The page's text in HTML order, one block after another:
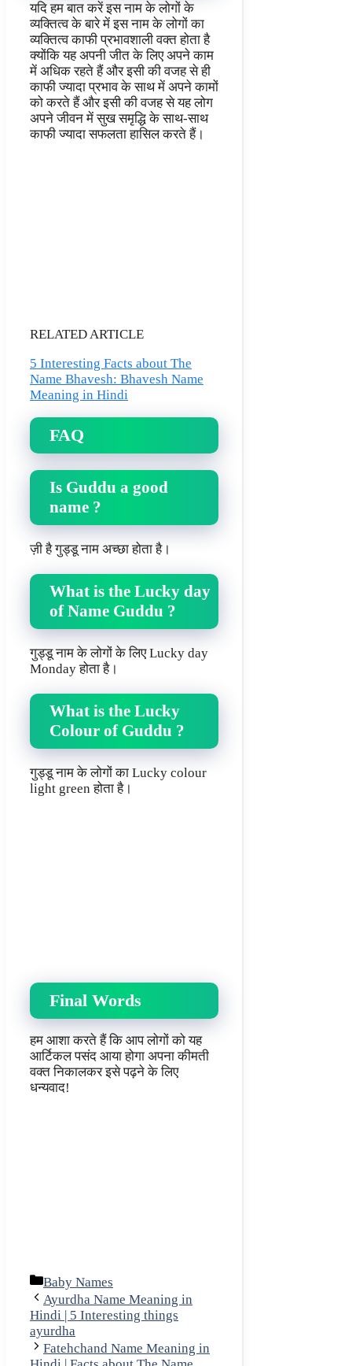
यदि हम बात करें इस नाम के लोगों के
व्यक्तित्व के बारे में इस नाम के लोगों का
व्यक्तित्व काफी प्रभावशाली वक्त होता है
क्योंकि यह अपनी जीत के लिए अपने काम
में अधिक रहते हैं और इसी की वजह से ही
काफी ज्यादा प्रभाव के साथ में अपने कामों
को करते हैं और इसी की वजह से यह लोग
अपने जीवन में सुख समृद्धि के साथ-साथ
काफी ज्यादा सफलता हासिल करते हैं।
RELATED ARTICLE
5 Interesting Facts about The
Name Bhavesh: Bhavesh Name
Meaning in Hindi
FAQ
Is Guddu a good
name ?
ज़ी है गुड्डू नाम अच्छा होता है।
What is the Lucky day
of Name Guddu ?
गुड्डू नाम के लोगों के लिए Lucky day
Monday होता है।
What is the Lucky
Colour of Guddu ?
गुड्डू नाम के लोगों का Lucky colour
light green होता है।
Final Words
हम आशा करते हैं कि आप लोगों को यह
आर्टिकल पसंद आया होगा अपना कीमती
वक्त निकालकर इसे पढ़ने के लिए
धन्यवाद!
Categories
Baby Names
Ayurdha Name Meaning in
Hindi | 5 Interesting things
ayurdha
Fatehchand Name Meaning in